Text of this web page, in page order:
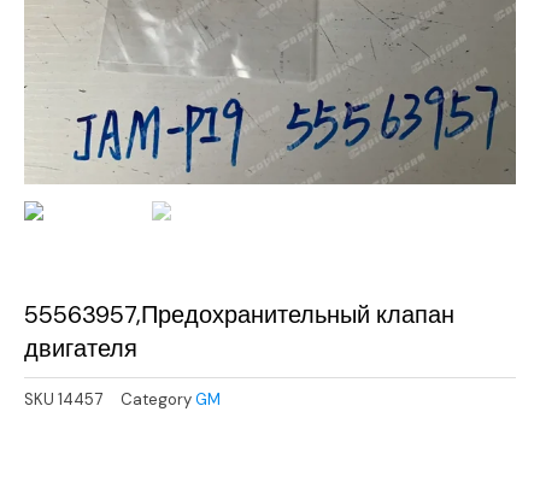
55563957,Предохранительный клапан
двигателя
SKU 14457 CategoryGM